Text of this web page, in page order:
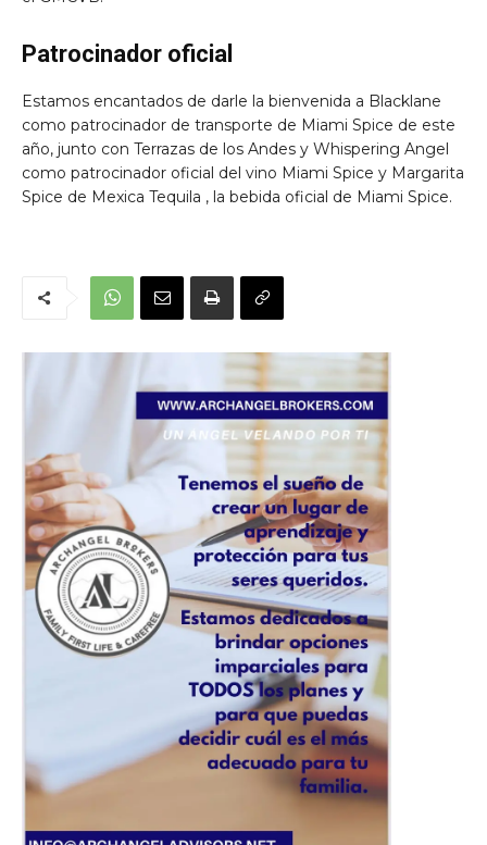
Patrocinador oficial
Estamos encantados de darle la bienvenida a Blacklane
como patrocinador de transporte de Miami Spice de este
año, junto con Terrazas de los Andes y Whispering Angel
como patrocinador oficial del vino Miami Spice y Margarita
Spice de Mexica Tequila , la bebida oficial de Miami Spice.